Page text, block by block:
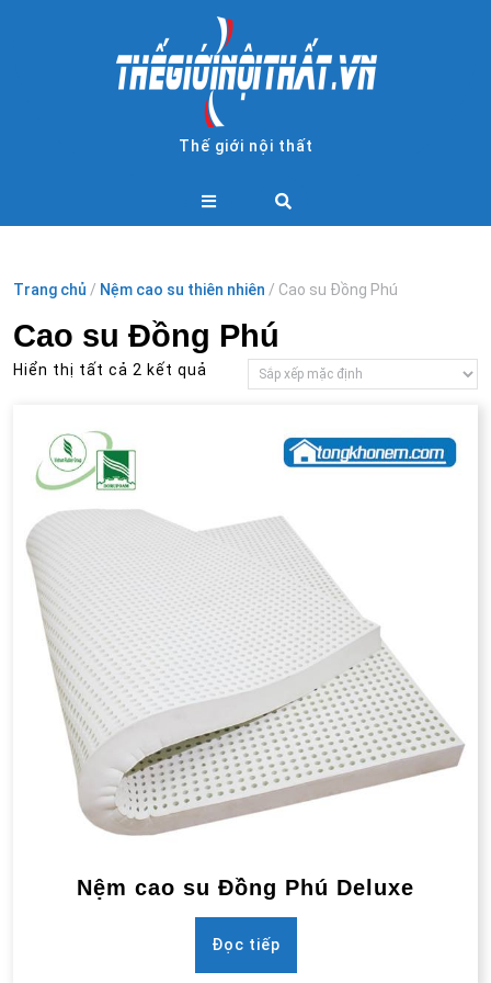
Thế giới nội thất
Open
Trang chủ / Nệm cao su thiên nhiên / Cao su Đồng Phú
Cao su Đồng Phú
Hiển thị tất cả 2 kết quả
Nệm cao su Đồng Phú Deluxe
Đọc tiếp